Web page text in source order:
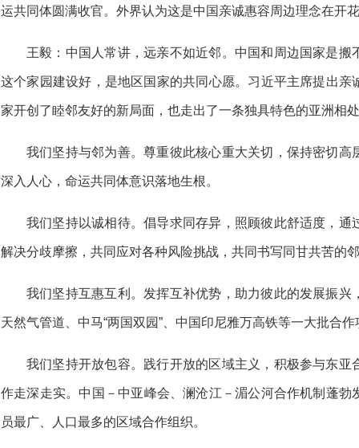
运共同体圆满收官。外界认为这是中国亲诚惠容周边理念在开
王毅：中国人常讲，远亲不如近邻。中国和周边国家是
这个家园建设好，是地区国家的共同心愿。习近平主席提出
家开创了睦邻友好的新局面，也走出了一条独具特色的亚洲相
我们坚持与邻为善。尊重彼此核心重大关切，保持密切
深入人心，命运共同体意识落地生根。
我们坚持以诚相待。倡导求同存异，照顾彼此舒适度，
解决分歧摩擦，共同应对各种风险挑战，共同书写同甘共苦的
我们坚持互惠互利。发挥互补优势，助力彼此的发展振
天然气管道、中马“两国双园”、中国印尼雅万高铁等一大批合
我们坚持开放包容。践行开放的区域主义，积极参与东
作走深走实。中国－中亚峰会、澜沧江－湄公河合作机制蓬
员最广、人口最多的区域合作组织。